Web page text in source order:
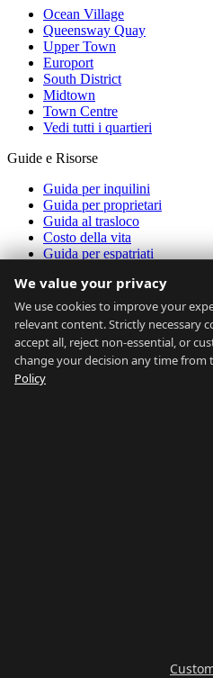
Ocean Village
Queensway Quay
Upper Town
Europort
South District
Midtown
Town Centre
Vedi tutti i quartieri
Guide e Risorse
Guida per inquilini
Guida per proprietari
Guida al trasloco
Costo della vita
Guida per espatriati
Calcolatore accessibilità
Dati di Mercato
Chi Siamo
Chi Siamo
Contatti
We value your privacy
We use cookies to improve your
relevant content. Strictly necessary
accept all, reject non-essential, or
change your decision any time from
Policy